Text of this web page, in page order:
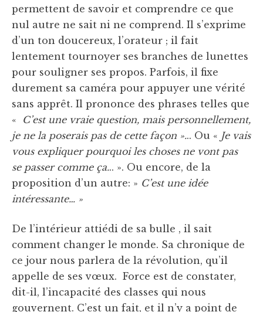
permettent de savoir et comprendre ce que
nul autre ne sait ni ne comprend. Il s’exprime
d’un ton doucereux, l’orateur ; il fait
lentement tournoyer ses branches de lunettes
pour souligner ses propos. Parfois, il fixe
durement sa caméra pour appuyer une vérité
sans apprêt. Il prononce des phrases telles que
«
C’est une vraie question, mais personnellement,
je ne la poserais pas de cette façon »... Ou « Je vais
vous expliquer pourquoi les choses ne vont pas
se passer comme ça... ». Ou encore, de la
proposition d’un autre: » C’est une idée
intéressante… »
De l’intérieur attiédi de sa bulle , il sait
comment changer le monde. Sa chronique de
ce jour nous parlera de la révolution, qu’il
appelle de ses vœux. Force est de constater,
dit-il, l’incapacité des classes qui nous
gouvernent. C’est un fait, et il n’y a point de